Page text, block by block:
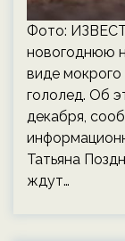
Фото:
новогоднюю
виде
гололед. Об
декабря,
Татьяна
ждут…